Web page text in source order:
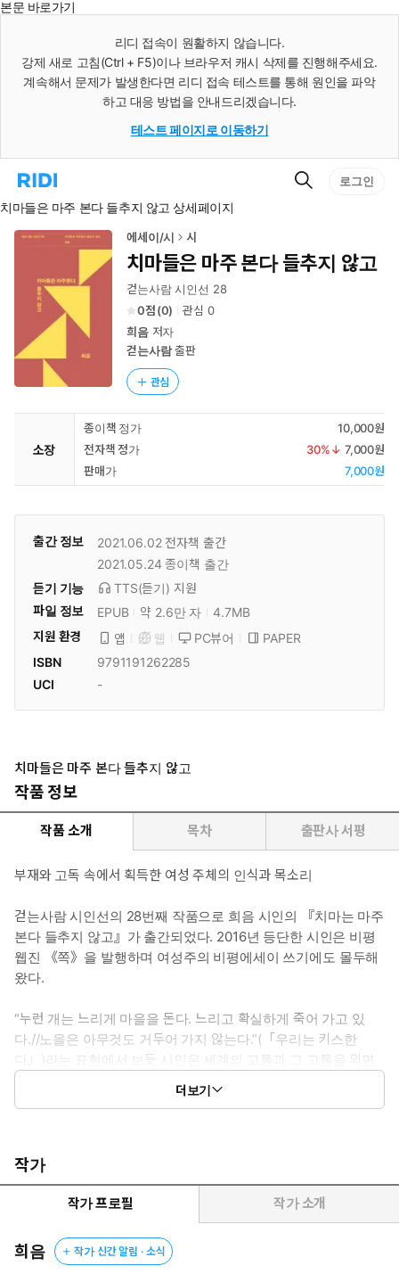
본문 바로가기
리디 접속이 원활하지 않습니다.
강제 새로 고침(Ctrl + F5)이나 브라우저 캐시 삭제를 진행해주세요.
계속해서 문제가 발생한다면 리디 접속 테스트를 통해 원인을 파악
하고 대응 방법을 안내드리겠습니다.
테스트 페이지로 이동하기
리
홈
로
검
로그인
치마들은 마주 본다 들추지 않고 상세페이지
에세이/시 시
치마들은 마주 본다 들추지 않고
걷는사람 시인선 28
0
(0) 관심 0
희음저자
걷는사람출판
관심
소장
종이책 정가
10,000원
전자책 정가
30%↓ 7,000원
판매가
7,000원
출간 정보 2021.06.02 전자책 출간
2021.05.24 종이책 출간
듣기 기능
TTS(듣기) 지원
파일 정보
EPUB 약 2.6만 자
4.7MB
지원 환경
앱 웹 PC뷰어
PAPER
ISBN
9791191262285
UCI
-
치마들은 마주 본다 들추지 않고
작품 정보
작품 소개 목차 출판사 서평
부재와 고독 속에서 획득한 여성 주체의 인식과 목소리
걷는사람 시인선의 28번째 작품으로 희음 시인의 『치마는 마주
본다 들추지 않고』가 출간되었다. 2016년 등단한 시인은 비평
웹진 《쪽》을 발행하며 여성주의 비평에세이 쓰기에도 몰두해
왔다.
“누런 개는 느리게 마을을 돈다. 느리고 확실하게 죽어 가고 있
다.//노을은 아무것도 거두어 가지 않는다.”(「우리는 키스한
다」)라는 표현에서 보듯 시인은 세계의 고통과 그 고통을 외면
하는 단절감을 시로 받아쓴다. 그리고 “알아들을 수 없는 말 뒤에
는/늘 사람이 있었습니다”(「시인의 말」)라고 고백하는데, 그는
하는 장면은 우리로 하여금 무심코 지나쳤던 풍경을 다시 떠올리게
한다.
“누가 내게 고백을 한 적이 있다/사랑한다고 했고/그게 고백이라
고 했다”(「장래희망 달성 수기」). 하지만 당신이 나를 사랑한다
고 해서 그것이 나를 함부로 대해도 괜찮다는 말은 아니었다. 또
더보기
작가
작가 프로필 작가 소개
희음 작가 신간 알림 · 소식